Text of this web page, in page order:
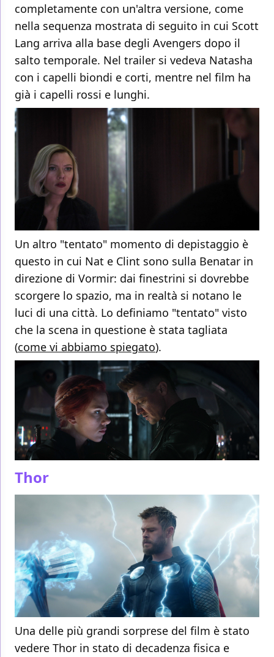
completamente con un'altra versione, come
nella sequenza mostrata di seguito in cui Scott
Lang arriva alla base degli Avengers dopo il
salto temporale. Nel trailer si vedeva Natasha
con i capelli biondi e corti, mentre nel film ha
già i capelli rossi e lunghi.
Un altro "tentato" momento di depistaggio è
questo in cui Nat e Clint sono sulla Benatar in
direzione di Vormir: dai finestrini si dovrebbe
scorgere lo spazio, ma in realtà si notano le
luci di una città. Lo definiamo "tentato" visto
che la scena in questione è stata tagliata
(come vi abbiamo spiegato).
Thor
Una delle più grandi sorprese del film è stato
vedere Thor in stato di decadenza fisica e